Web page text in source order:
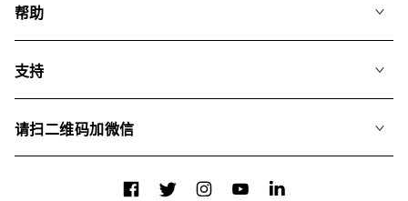
搜索
专辑
帮助
我们如何运用AI
支持
关于我们
请扫二维码加微信
FacebookTwitterInstagramYouTubeLinkedIn